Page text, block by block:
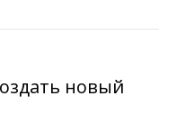
новый